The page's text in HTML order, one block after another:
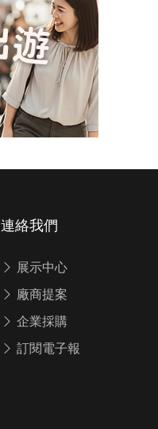
連絡我們
展示中心
廠商提案
企業採購
訂閱電子報